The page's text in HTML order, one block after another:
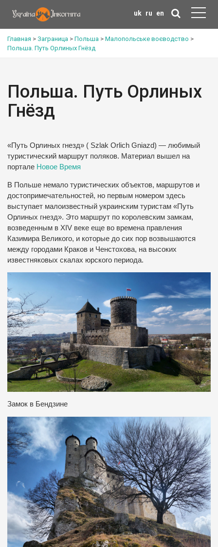
uk ru en
Главная > Заграница > Польша > Малопольське воєводство >
Польша. Путь Орлиных Гнёзд
Польша. Путь Орлиных
Гнёзд
«Путь Орлиных гнезд» ( Szlak Orlich Gniazd) — любимый
туристический маршрут поляков. Материал вышел на
портале Новое Время
В Польше немало туристических объектов, маршрутов и
достопримечательностей, но первым номером здесь
выступает малоизвестный украинским туристам «Путь
Орлиных гнезд». Это маршрут по королевским замкам,
возведенным в XIV веке еще во времена правления
Казимира Великого, и которые до сих пор возвышаются
между городами Краков и Ченстохова, на высоких
известняковых скалах юрского периода.
Замок в Бендзине